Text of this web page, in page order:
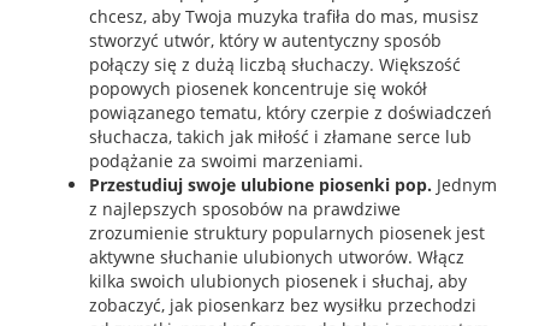
chcesz, aby Twoja muzyka trafiła do mas, musisz
stworzyć utwór, który w autentyczny sposób
połączy się z dużą liczbą słuchaczy. Większość
popowych piosenek koncentruje się wokół
powiązanego tematu, który czerpie z doświadczeń
słuchacza, takich jak miłość i złamane serce lub
podążanie za swoimi marzeniami.
Przestudiuj swoje ulubione piosenki pop. Jednym
z najlepszych sposobów na prawdziwe
zrozumienie struktury popularnych piosenek jest
aktywne słuchanie ulubionych utworów. Włącz
kilka swoich ulubionych piosenek i słuchaj, aby
zobaczyć, jak piosenkarz bez wysiłku przechodzi